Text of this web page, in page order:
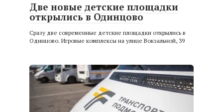
Две новые детские площадки
открылись в Одинцово
Сразу две современные детские площадки открылись в
Одинцово. Игровые комплексы на улице Вокзальной, 39